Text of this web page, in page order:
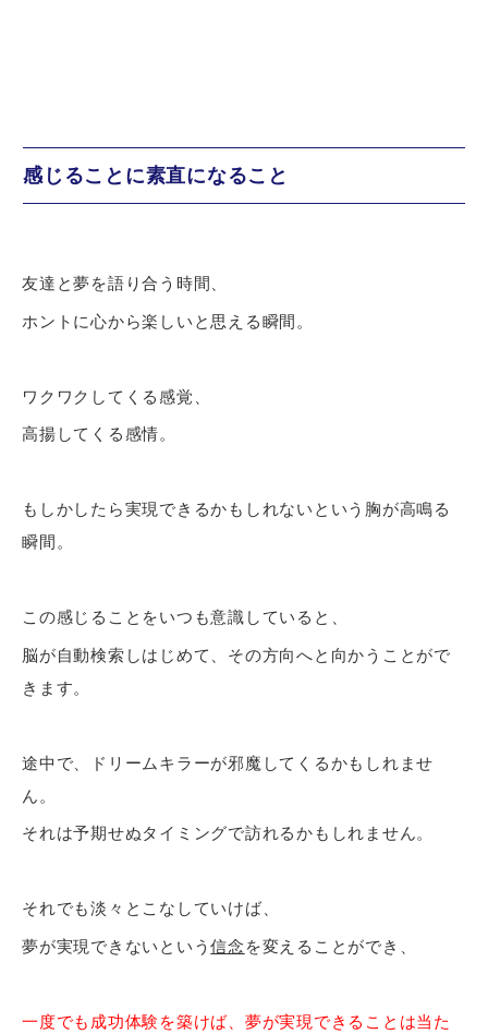
感じることに素直になること
友達と夢を語り合う時間、
ホントに心から楽しいと思える瞬間。
ワクワクしてくる感覚、
高揚してくる感情。
もしかしたら実現できるかもしれないという胸が高鳴る
瞬間。
この感じることをいつも意識していると、
脳が自動検索しはじめて、その方向へと向かうことがで
きます。
途中で、ドリームキラーが邪魔してくるかもしれませ
ん。
それは予期せぬタイミングで訪れるかもしれません。
それでも淡々とこなしていけば、
夢が実現できないという信念 を変えることができ、
一度でも成功体験を築けば、夢が実現できることは当た